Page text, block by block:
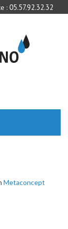
: 05.57.92.32.32
Metaconcept